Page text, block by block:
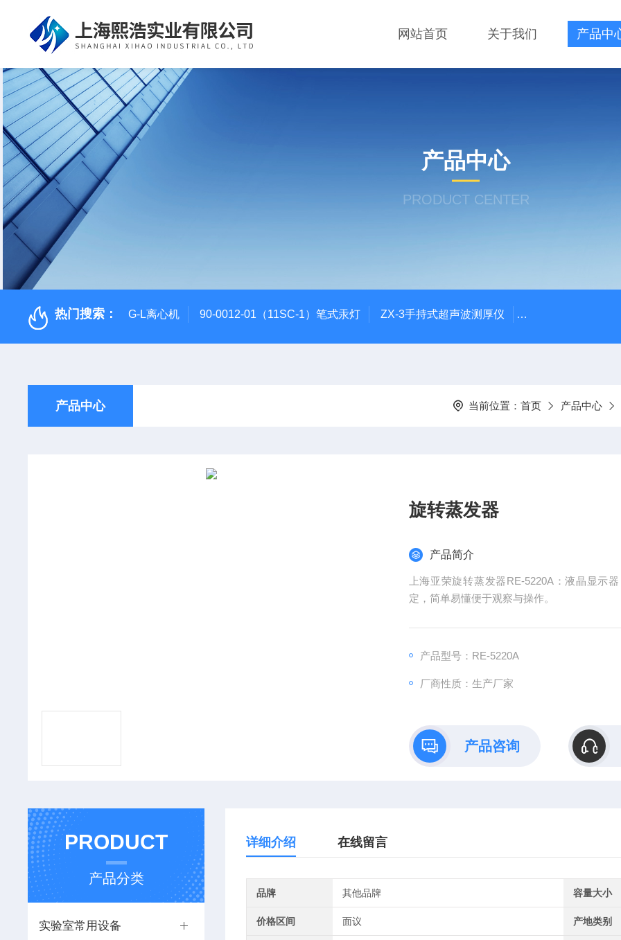
网站首页 关于我们 产品中
产品中心
PRODUCT CENTER
热门搜索： G-L离心机 90-0012-01（11SC-1）笔式汞灯 ZX-3手持式超声波测厚仪 HX-20TLS智能恒
产品中心 当前位置： 首页 产品中心
旋转蒸发器
产品简介
上海亚荣旋转蒸发器RE-5220A：液晶显示
定，简单易懂便于观察与操作。
产品型号：RE-5220A
厂商性质：生产厂家
产品咨询
PRODUCT
产品分类
实验室常用设备
详细介绍 在线留言
品牌 其他品牌 容量大小
价格区间 面议 产地类别